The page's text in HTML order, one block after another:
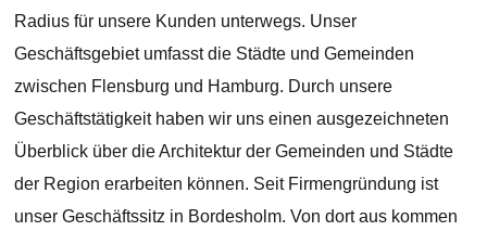
Radius für unsere Kunden unterwegs. Unser
Geschäftsgebiet umfasst die Städte und Gemeinden
zwischen Flensburg und Hamburg. Durch unsere
Geschäftstätigkeit haben wir uns einen ausgezeichneten
Überblick über die Architektur der Gemeinden und Städte
der Region erarbeiten können. Seit Firmengründung ist
unser Geschäftssitz in Bordesholm. Von dort aus kommen